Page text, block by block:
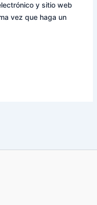
y sitio web
vez que haga un